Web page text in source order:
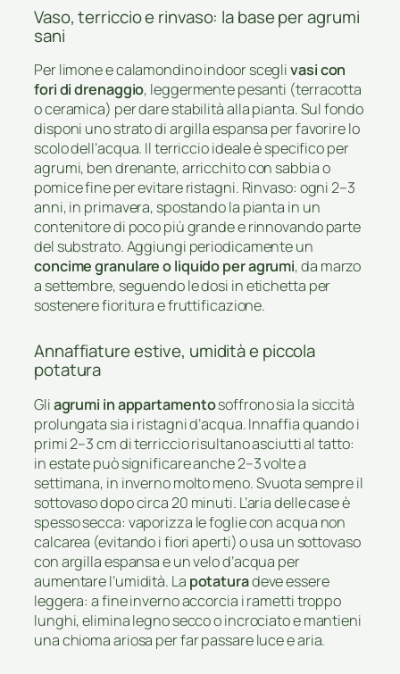
Vaso, terriccio e rinvaso: la base per agrumi
sani
Per limone e calamondino indoor sceglivasi con
fori di drenaggio, leggermente pesanti (terracotta
o ceramica) per dare stabilità alla pianta. Sul fondo
disponi uno strato di argilla espansa per favorire lo
scolo dell’acqua. Il terriccio ideale è specifico per
agrumi, ben drenante, arricchito con sabbia o
pomice fine per evitare ristagni. Rinvaso: ogni 2–3
anni, in primavera, spostando la pianta in un
contenitore di poco più grande e rinnovando parte
del substrato. Aggiungi periodicamente un
concime granulare o liquido per agrumi, da marzo
a settembre, seguendo le dosi in etichetta per
sostenere fioritura e fruttificazione.
Annaffiature estive, umidità e piccola
potatura
Gliagrumi in appartamentosoffrono sia la siccità
prolungata sia i ristagni d’acqua. Innaffia quando i
primi 2–3 cm di terriccio risultano asciutti al tatto:
in estate può significare anche 2–3 volte a
settimana, in inverno molto meno. Svuota sempre il
sottovaso dopo circa 20 minuti. L’aria delle case è
spesso secca: vaporizza le foglie con acqua non
calcarea (evitando i fiori aperti) o usa un sottovaso
con argilla espansa e un velo d’acqua per
aumentare l’umidità. La potaturadeve essere
leggera: a fine inverno accorcia i rametti troppo
lunghi, elimina legno secco o incrociato e mantieni
una chioma ariosa per far passare luce e aria.